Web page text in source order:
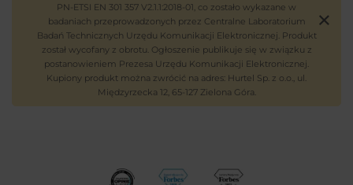
PN-ETSI EN 301 357 V2.1.1:2018-01, co zostało wykazane w
badaniach przeprowadzonych przez Centralne Laboratorium
Badań Technicznych Urzędu Komunikacji Elektronicznej. Produkt
został wycofany z obrotu. Ogłoszenie publikuje się w związku z
postanowieniem Prezesa Urzędu Komunikacji Elektronicznej.
Kupiony produkt można zwrócić na adres: Hurtel Sp. z o.o., ul.
Międzyrzecka 12, 65-127 Zielona Góra.